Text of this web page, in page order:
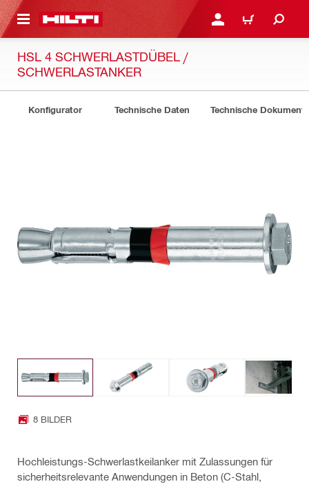
ANMELDEN ODER
WARENKORB
HSL 4 SCHWERLASTDÜBEL /
SCHWERLASTANKER
Konfigurator Technische Daten Technische Dokumente
8 BILDER
Hochleistungs-Schwerlastkeilanker mit Zulassungen für
sicherheitsrelevante Anwendungen in Beton (C-Stahl,